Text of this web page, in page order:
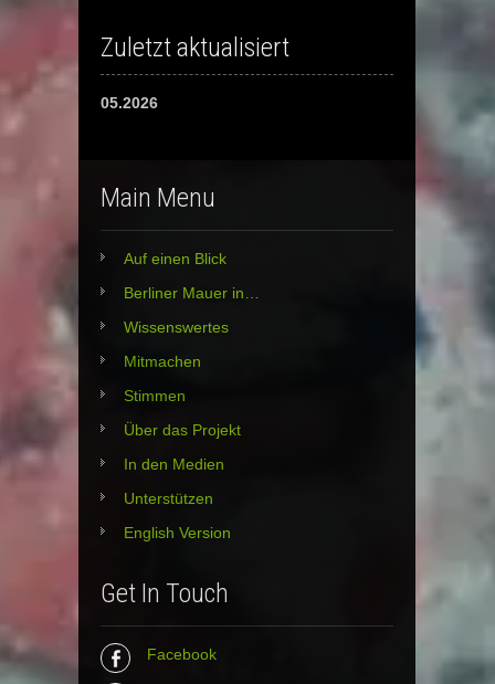
Zuletzt aktualisiert
05.2026
Main Menu
Auf einen Blick
Berliner Mauer in…
Wissenswertes
Mitmachen
Stimmen
Über das Projekt
In den Medien
Unterstützen
English Version
Get In Touch
Facebook